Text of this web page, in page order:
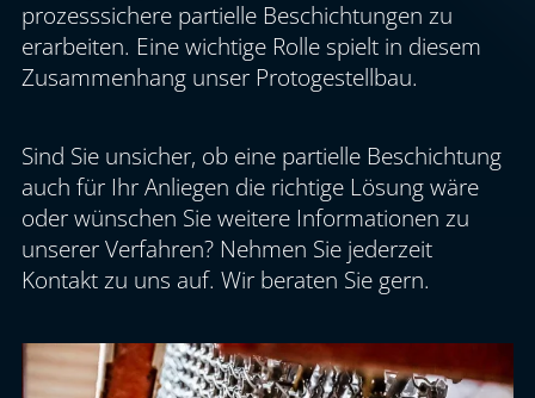
prozesssichere partielle Beschichtungen zu
erarbeiten. Eine wichtige Rolle spielt in diesem
Zusammenhang unser Protogestellbau.
Sind Sie unsicher, ob eine partielle Beschichtung
auch für Ihr Anliegen die richtige Lösung wäre
oder wünschen Sie weitere Informationen zu
unserer Verfahren? Nehmen Sie jederzeit
Kontakt zu uns auf. Wir beraten Sie gern.